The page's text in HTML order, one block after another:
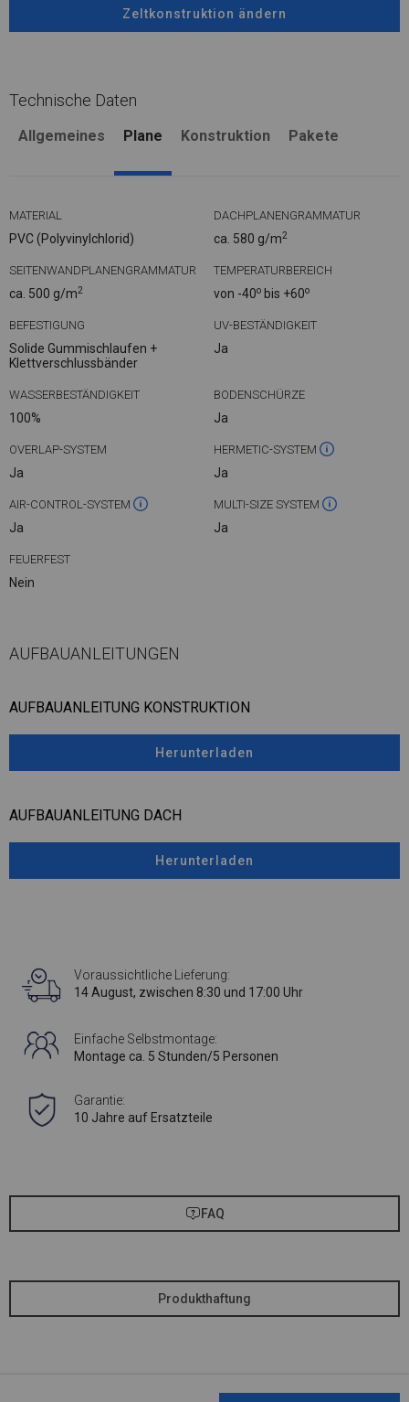
Zeltkonstruktion ändern
Technische Daten
Allgemeines Plane Konstruktion Pakete
MATERIAL
PVC (Polyvinylchlorid)
DACHPLANENGRAMMATUR
ca. 580 g/m2
SEITENWANDPLANENGRAMMATUR
ca. 500 g/m2
TEMPERATURBEREICH
von -40o bis +60o
BEFESTIGUNG
Solide Gummischlaufen +
Klettverschlussbänder
UV-BESTÄNDIGKEIT
Ja
WASSERBESTÄNDIGKEIT
100%
BODENSCHÜRZE
Ja
OVERLAP-SYSTEM
Ja
HERMETIC-SYSTEM
Ja
AIR-CONTROL-SYSTEM
Ja
MULTI-SIZE SYSTEM
Ja
FEUERFEST
Nein
AUFBAUANLEITUNGEN
AUFBAUANLEITUNG KONSTRUKTION
Herunterladen
AUFBAUANLEITUNG DACH
Herunterladen
Voraussichtliche Lieferung:
14 August, zwischen 8:30 und 17:00 Uhr
Einfache Selbstmontage:
Montage ca. 5 Stunden/5 Personen
Garantie:
10 Jahre auf Ersatzteile
FAQ
Produkthaftung